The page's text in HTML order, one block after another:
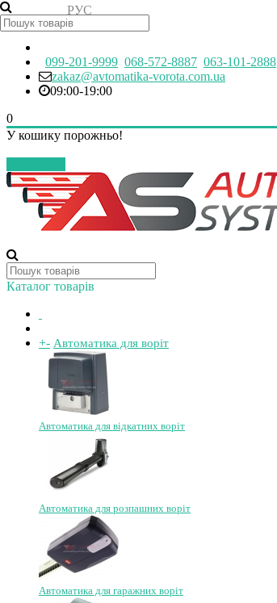
РУС
УКР
099-201-9999 068-572-8887 063-101-2888
zakaz@avtomatika-vorota.com.ua
09:00-19:00
0
У кошику порожньо!
Каталог товарів
+- Автоматика для воріт
Автоматика для відкатних воріт
Автоматика для розпашних воріт
Автоматика для гаражних воріт